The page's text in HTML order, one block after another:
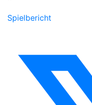
Spielbericht